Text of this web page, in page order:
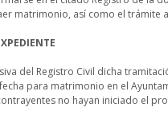
matrimonio, así como el trámite
del Registro Civil dicha
para matrimonio en el
no hayan iniciado el